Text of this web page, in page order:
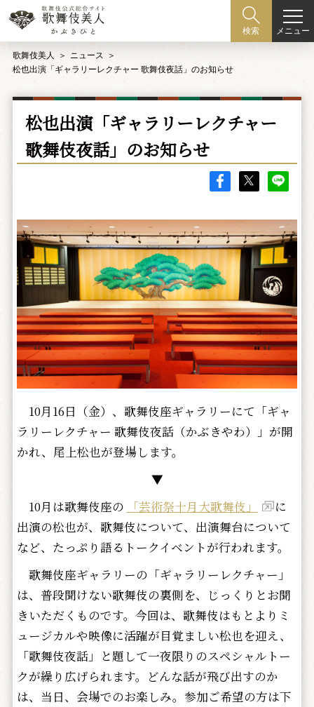
検索 メニュー
歌舞伎美人
ニュース
松也出演「ギャラリーレクチャー 歌舞伎夜話」のお知らせ
松也出演「ギャラリーレクチャー
歌舞伎夜話」のお知らせ
10月16日（金）、歌舞伎座ギャラリーにて「ギャ
ラリーレクチャー 歌舞伎夜話（かぶきやわ）」が開
かれ、尾上松也が登場します。
▼
10月は歌舞伎座の
「芸術祭十月大歌舞伎」
に
出演の松也が、歌舞伎について、出演舞台について
など、たっぷり語るトークイベントが行われます。
歌舞伎座ギャラリーの「ギャラリーレクチャー」
は、普段聞けない歌舞伎の裏側を、じっくりとお聞
きいただくものです。今回は、歌舞伎はもとよりミ
ュージカルや映像に活躍が目覚ましい松也を迎え、
「歌舞伎夜話」と題して一夜限りのスペシャルトー
クが繰り広げられます。どんな話が飛び出すのか
は、当日、会場でのお楽しみ。参加ご希望の方は下